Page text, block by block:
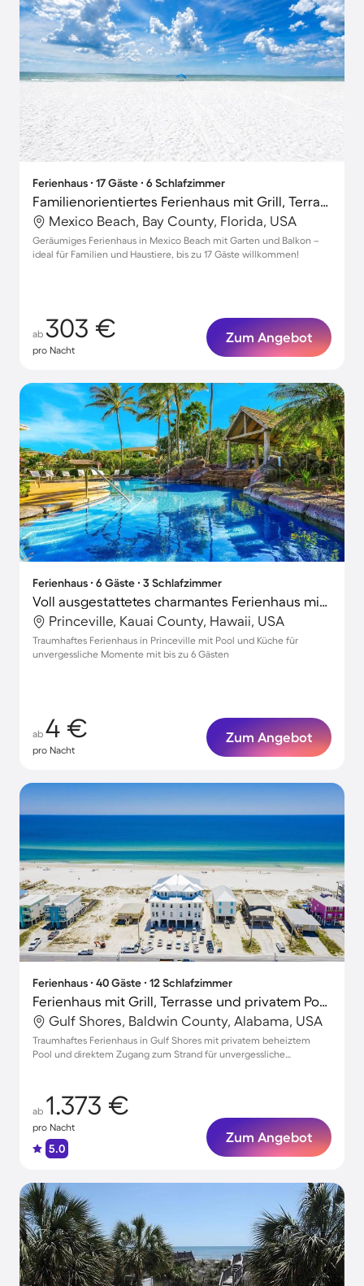
Ferienhaus ∙ 17 Gäste ∙ 6 Schlafzimmer
Familienorientiertes Ferienhaus mit Grill, Terrasse und Garten | Naturblick | Haustiere sind willkommen
Mexico Beach, Bay County, Florida, USA
Geräumiges Ferienhaus in Mexico Beach mit Garten und Balkon –
ideal für Familien und Haustiere, bis zu 17 Gäste willkommen!
ab 303 €
pro Nacht
Zum Angebot
Ferienhaus ∙ 6 Gäste ∙ 3 Schlafzimmer
Voll ausgestattetes charmantes Ferienhaus mit Grill und Pool | Perfekt für die Arbeit von Zuhause
Princeville, Kauai County, Hawaii, USA
Traumhaftes Ferienhaus in Princeville mit Pool und Küche für
unvergessliche Momente mit bis zu 6 Gästen
ab 4 €
pro Nacht
Zum Angebot
Ferienhaus ∙ 40 Gäste ∙ 12 Schlafzimmer
Ferienhaus mit Grill, Terrasse und privatem Pool | Naturblick
Gulf Shores, Baldwin County, Alabama, USA
Traumhaftes Ferienhaus in Gulf Shores mit privatem beheiztem
Pool und direktem Zugang zum Strand für unvergessliche
ab 1.373 €
pro Nacht
5.0
Zum Angebot